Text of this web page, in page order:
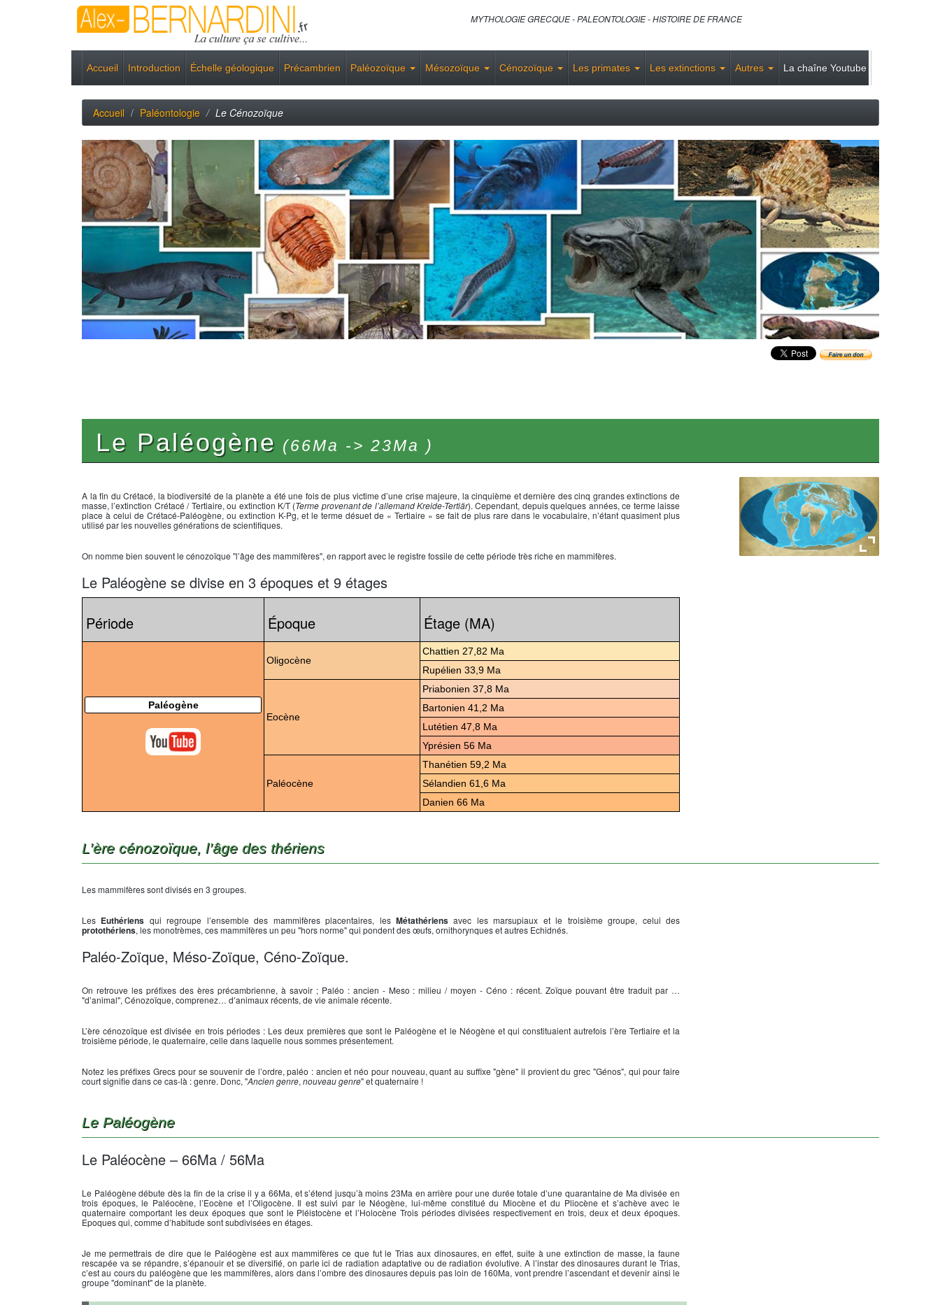
MYTHOLOGIE GRECQUE - PALEONTOLOGIE - HISTOIRE DE FRANCE
Accueil Introduction Échelle géologique Précambrien Paléozoïque Mésozoïque Cénozoïque Les primates Les extinctions Autres La chaîne Youtube
Accueil Paléontologie Le Cénozoïque
Le Paléogène (66Ma -> 23Ma )
A la fin du Crétacé, la biodiversité de la planète a été une fois de plus victime d’une crise majeure, la cinquième et dernière des cinq grandes extinctions de
masse, l’extinction Crétacé / Tertiaire, ou extinction K/T (Terme provenant de l’allemand Kreide-Tertiär). Cependant, depuis quelques années, ce terme laisse
place à celui de Crétacé-Paléogène, ou extinction K-Pg, et le terme désuet de « Tertiaire » se fait de plus rare dans le vocabulaire, n’étant quasiment plus
utilisé par les nouvelles générations de scientifiques.
On nomme bien souvent le cénozoïque "l’âge des mammifères", en rapport avec le registre fossile de cette période très riche en mammifères.
Le Paléogène se divise en 3 époques et 9 étages
Période
Époque Étage (MA)
Paléogène
Oligocène
Chattien 27,82 Ma
Rupélien 33,9 Ma
Eocène
Priabonien 37,8 Ma
Bartonien 41,2 Ma
Lutétien 47,8 Ma
Yprésien 56 Ma
Paléocène
Thanétien 59,2 Ma
Sélandien 61,6 Ma
Danien 66 Ma
L’ère cénozoïque, l’âge des thériens
Les mammifères sont divisés en 3 groupes.
Les Euthériens qui regroupe l’ensemble des mammifères placentaires, lesMétathériens avec les marsupiaux et le troisième groupe, celui des
protothériens, les monotrèmes, ces mammifères un peu "hors norme" qui pondent des œufs, ornithorynques et autres Echidnés.
Paléo-Zoïque, Méso-Zoïque, Céno-Zoïque.
On retrouve les préfixes des ères précambrienne, à savoir ; Paléo : ancien - Meso : milieu / moyen - Céno : récent. Zoïque pouvant être traduit par …
"d’animal", Cénozoïque, comprenez… d’animaux récents, de vie animale récente.
L’ère cénozoïque est divisée en trois périodes : Les deux premières que sont le Paléogène et le Néogène et qui constituaient autrefois l’ère Tertiaire et la
troisième période, le quaternaire, celle dans laquelle nous sommes présentement.
Notez les préfixes Grecs pour se souvenir de l’ordre, paléo : ancien et néo pour nouveau, quant au suffixe "gène" il provient du grec "Génos", qui pour faire
court signifie dans ce cas-là : genre. Donc, "Ancien genre, nouveau genre" et quaternaire !
Le Paléogène
Le Paléocène – 66Ma / 56Ma
Le Paléogène débute dès la fin de la crise il y a 66Ma, et s’étend jusqu’à moins 23Ma en arrière pour une durée totale d’une quarantaine de Ma divisée en
trois époques, le Paléocène, l’Eocène et l’Oligocène. Il est suivi par le Néogène, lui-même constitué du Miocène et du Pliocène et s’achève avec le
quaternaire comportant les deux époques que sont le Pléistocène et l’Holocène Trois périodes divisées respectivement en trois, deux et deux époques.
Epoques qui, comme d’habitude sont subdivisées en étages.
Je me permettrais de dire que le Paléogène est aux mammifères ce que fut le Trias aux dinosaures, en effet, suite à une extinction de masse, la faune
rescapée va se répandre, s’épanouir et se diversifié, on parle ici de radiation adaptative ou de radiation évolutive. A l’instar des dinosaures durant le Trias,
c’est au cours du paléogène que les mammifères, alors dans l’ombre des dinosaures depuis pas loin de 160Ma, vont prendre l’ascendant et devenir ainsi le
groupe "dominant" de la planète.